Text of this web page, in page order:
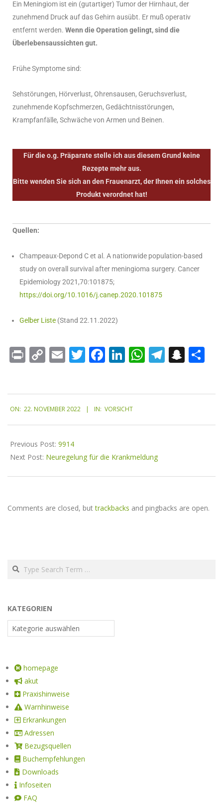
Ein Meningiom ist ein (gutartiger) Tumor der Hirnhaut, der
zunehmend Druck auf das Gehirn ausübt. Er muß operativ
entfernt werden. Wenn die Operation gelingt, sind die
Überlebensaussichten gut.
Frühe Symptome sind:
Sehstörungen, Hörverlust, Ohrensausen, Geruchsverlust,
zunehmende Kopfschmerzen, Gedächtnisstörungen,
Krampfanfälle, Schwäche von Armen und Beinen.
Für die o.g. Präparate stelle ich aus diesem Grund keine
Rezepte mehr aus.
Bitte wenden Sie sich an den Frauenarzt, der Ihnen ein solches
Produkt verordnet hat!
Quellen:
Champeaux-Depond C et al. A nationwide population-based
study on overall survival after meningioma surgery. Cancer
Epidemiology 2021,70:101875;
https://doi.org/10.1016/j.canep.2020.101875
Gelber Liste (Stand 22.11.2022)
PrintCopyEmailTwitter
Facebook
LinkedIn
WhatsApp
ON: 22. NOVEMBER 2022 IN: VORSICHT
Previous Post: 9914
Next Post: Neuregelung für die Krankmeldung
Comments are closed, buttrackbacks and pingbacks are open.
KATEGORIEN
homepage
akut
Praxishinweise
Warnhinweise
Erkrankungen
Adressen
Bezugsquellen
Buchempfehlungen
Downloads
Infoseiten
FAQ